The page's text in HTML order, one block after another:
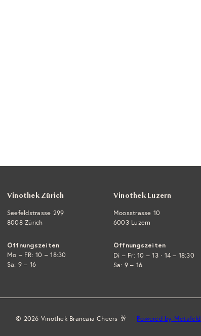
Vinothek Zürich
Seefeldstrasse 299
8008 Zürich
Öffnungszeiten
Mo – FR: 10 – 18:30
Sa: 9 – 16
Vinothek Luzern
Moosstrasse 10
6003 Luzern
Öffnungszeiten
Di – Fr: 10 – 13 · 14 – 18:30
Sa: 9 – 16
© 2026 Vinothek Brancaia Cheers 🥂 Powered by Metafeld